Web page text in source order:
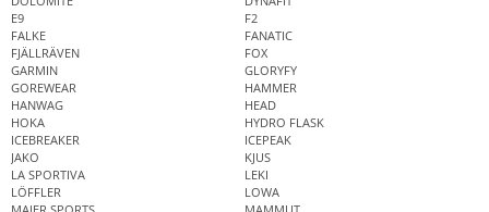
E9
F2
FALKE
FANATIC
FJÄLLRÄVEN
FOX
GARMIN
GLORYFY
GOREWEAR
HAMMER
HANWAG
HEAD
HOKA
HYDRO FLASK
ICEBREAKER
ICEPEAK
JAKO
KJUS
LA SPORTIVA
LEKI
LÖFFLER
LOWA